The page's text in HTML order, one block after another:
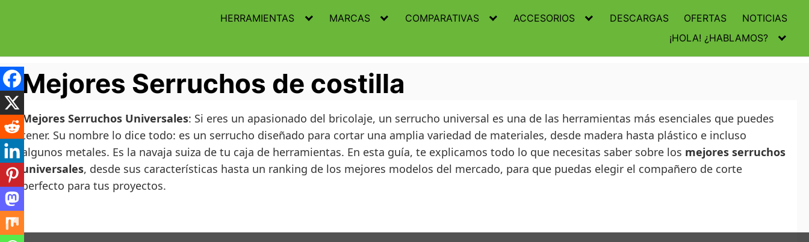
HERRAMIENTAS MARCAS COMPARATIVAS ACCESORIOS DESCARGAS OFERTAS
NOTICIAS
¡HOLA! ¿HABLAMOS?
Mejores Serruchos de costilla
Mejores Serruchos Universales: Si eres un apasionado del bricolaje, un serrucho universal es una de las herramientas más esenciales que puedes
tener. Su nombre lo dice todo: es un serrucho diseñado para cortar una amplia variedad de materiales, desde madera hasta plástico e incluso
algunos metales. Es la navaja suiza de tu caja de herramientas. En esta guía, te explicamos todo lo que necesitas saber sobre los mejores serruchos
universales, desde sus características hasta un ranking de los mejores modelos del mercado, para que puedas elegir el compañero de corte
perfecto para tus proyectos.